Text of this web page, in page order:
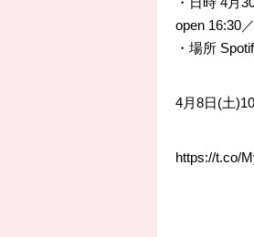
open 16:30
・場所
4月8日(土
https://t.co/